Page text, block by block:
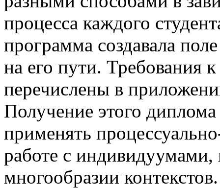
процесса каждого
программа создавала
на его пути. Требования
перечислены в
Получение этого
применять
работе с
многообразии контекстов.